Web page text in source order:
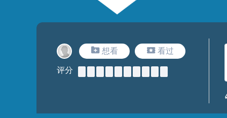
想看 看过
评分